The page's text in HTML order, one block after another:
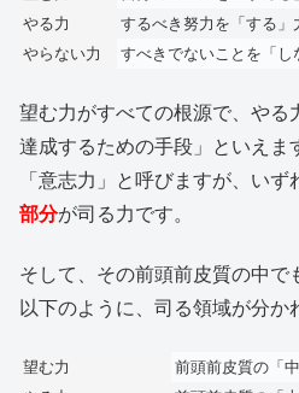
やる力
するべき努力を「する」
やらない力
すべきでないことを「し
望む力がすべての根源で、やる
達成するための手段」といえま
「意志力」と呼びますが、いず
部分が司る力です。
そして、その前頭前皮質の中で
以下のように、司る領域が分か
望む力
前頭前皮質の「中